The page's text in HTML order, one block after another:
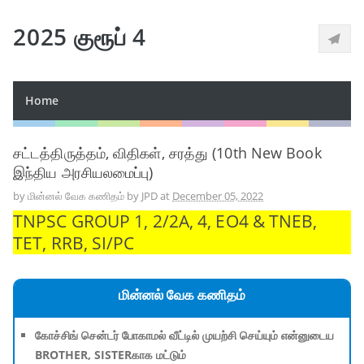
2025 குரூப் 4
Home
சட்டத்திருத்தம், விதிகள், சரத்து (10th New Book
இந்திய அரசியலமைப்பு)
byமின்னல் வேக கணிதம் by JPDat December 05, 2022
TNPSC GROUP 1, 2/2A, 4, EO4 & TNEB,
TET, RRB, SI/PC
மின்னல் வேக கணிதம்
கோச்சிங் சென்டர் போகாமல் வீட்டில் முயற்சி செய்யும் என்னுடைய
BROTHER, SISTERகாக மட்டும்